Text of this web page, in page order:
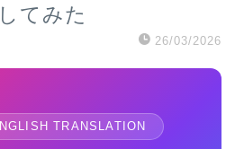
てみた
26/03/2026
TRANSLATION